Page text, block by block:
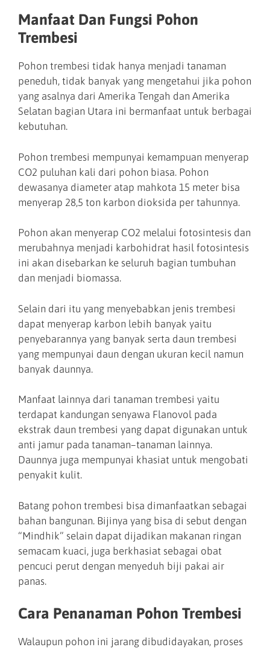
Manfaat Dan Fungsi Pohon
Trembesi
Pohon trembesi tidak hanya menjadi tanaman
peneduh, tidak banyak yang mengetahui jika pohon
yang asalnya dari Amerika Tengah dan Amerika
Selatan bagian Utara ini bermanfaat untuk berbagai
kebutuhan.
Pohon trembesi mempunyai kemampuan menyerap
CO2 puluhan kali dari pohon biasa. Pohon
dewasanya diameter atap mahkota 15 meter bisa
menyerap 28,5 ton karbon dioksida per tahunnya.
Pohon akan menyerap CO2 melalui fotosintesis dan
merubahnya menjadi karbohidrat hasil fotosintesis
ini akan disebarkan ke seluruh bagian tumbuhan
dan menjadi biomassa.
Selain dari itu yang menyebabkan jenis trembesi
dapat menyerap karbon lebih banyak yaitu
penyebarannya yang banyak serta daun trembesi
yang mempunyai daun dengan ukuran kecil namun
banyak daunnya.
Manfaat lainnya dari tanaman trembesi yaitu
terdapat kandungan senyawa Flanovol pada
ekstrak daun trembesi yang dapat digunakan untuk
anti jamur pada tanaman–tanaman lainnya.
Daunnya juga mempunyai khasiat untuk mengobati
penyakit kulit.
Batang pohon trembesi bisa dimanfaatkan sebagai
bahan bangunan. Bijinya yang bisa di sebut dengan
“Mindhik” selain dapat dijadikan makanan ringan
semacam kuaci, juga berkhasiat sebagai obat
pencuci perut dengan menyeduh biji pakai air
panas.
Cara Penanaman Pohon Trembesi
Walaupun pohon ini jarang dibudidayakan, proses